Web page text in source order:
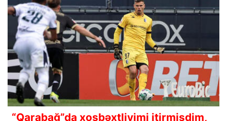
“Qarabağ”da xoşbəxtliyimi itirmişdim,